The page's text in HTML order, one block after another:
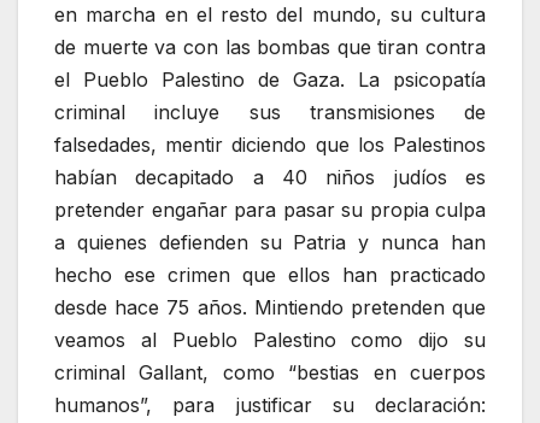
en marcha en el resto del mundo, su cultura
de muerte va con las bombas que tiran contra
el Pueblo Palestino de Gaza. La psicopatía
criminal incluye sus transmisiones de
falsedades, mentir diciendo que los Palestinos
habían decapitado a 40 niños judíos es
pretender engañar para pasar su propia culpa
a quienes defienden su Patria y nunca han
hecho ese crimen que ellos han practicado
desde hace 75 años. Mintiendo pretenden que
veamos al Pueblo Palestino como dijo su
criminal Gallant, como “bestias en cuerpos
humanos”, para justificar su declaración: